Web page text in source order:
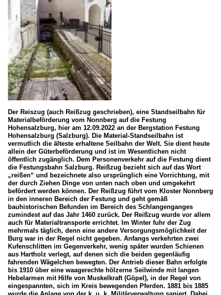
Der Reiszug (auch Reißzug geschrieben), eine Standseilbahn für
Materialbeförderung vom Nonnberg auf die Festung
Hohensalzburg, hier am 12.09.2022 an der Bergstation Festung
Hohensalzburg (Salzburg). Die Material-Standseilbahn ist
vermutlich die älteste erhaltene Seilbahn der Welt. Sie dient heute
allein der Güterbeförderung und ist im Wesentlichen nicht
öffentlich zugänglich. Dem Personenverkehr auf die Festung dient
die Festungsbahn Salzburg. Reißzug bezieht sich auf das Wort
„reißen“ und bezeichnete also ursprünglich eine Vorrichtung, mit
der durch Ziehen Dinge von unten nach oben und umgekehrt
befördert werden können. Der Reißzug führt vom Kloster Nonnberg
in den inneren Bereich der Festung und geht gemäß
bauhistorischen Befunden im Bereich des Schlangenganges
zumindest auf das Jahr 1460 zurück. Der Reißzug wurde vor allem
auch für Materialtransporte errichtet. Im Winter fuhr der Zug
mehrmals täglich, denn eine andere Versorgungsmöglichkeit der
Burg war in der Regel nicht gegeben. Anfangs verkehrten zwei
Kufenschlitten im Gegenverkehr, wenig später wurden Schienen
aus Hartholz verlegt, auf denen sich die beiden gegenläufig
fahrenden Wägelchen bewegten. Der Antrieb dieser Bahn erfolgte
bis 1910 über eine waagerechte hölzerne Seilwinde mit langen
Hebelarmen mit Hilfe von Muskelkraft (Göpel), in der Regel von
eingespannten, sich im Kreis bewegenden Pferden. 1881 bis 1885